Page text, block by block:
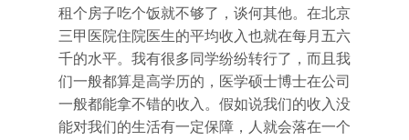
租个房子吃个饭就不够了，谈何其他。在北京
三甲医院住院医生的平均收入也就在每月五六
千的水平。我有很多同学纷纷转行了，而且我
们一般都算是高学历的，医学硕士博士在公司
一般都能拿不错的收入。假如说我们的收入没
能对我们的生活有一定保障，人就会落在一个